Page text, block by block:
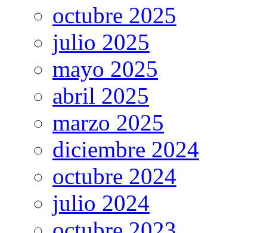
octubre 2025
julio 2025
mayo 2025
abril 2025
marzo 2025
diciembre 2024
octubre 2024
julio 2024